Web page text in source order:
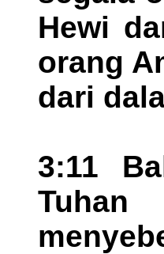
Hewi
orang
dari
3:11